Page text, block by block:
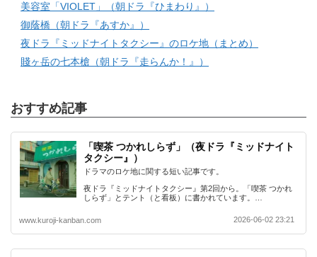
美容室「VIOLET」（朝ドラ『ひまわり』）
御蔭橋（朝ドラ『あすか』）
夜ドラ『ミッドナイトタクシー』のロケ地（まとめ）
賤ヶ岳の七本槍（朝ドラ『走らんか！』）
おすすめ記事
「喫茶 つかれしらず」（夜ドラ『ミッドナイト
タクシー』）
ドラマのロケ地に関する短い記事です。
夜ドラ『ミッドナイトタクシー』第2回から。「喫茶 つかれ
しらず」とテント（と看板）に書かれています。…
www.kuroji-kanban.com 2026-06-02 23:21